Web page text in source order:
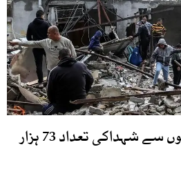
غزہ میں اسرائیلی حملوں سے شہداکی تعداد 73 ہزار